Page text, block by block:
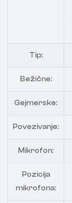
Tip:
Bežične:
Gejmerske:
Povezivanje:
Mikrofon:
Pozicija
mikrofona: